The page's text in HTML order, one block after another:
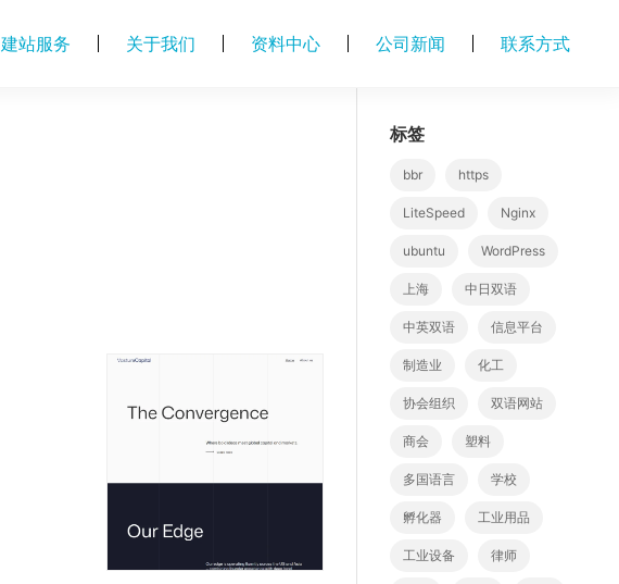
建站服务 关于我们 资料中心 公司新闻 联系方式
标签
bbr https
LiteSpeed Nginx
ubuntu WordPress
上海 中日双语
中英双语 信息平台
制造业 化工
协会组织 双语网站
商会 塑料
多国语言 学校
孵化器 工业用品
工业设备 律师